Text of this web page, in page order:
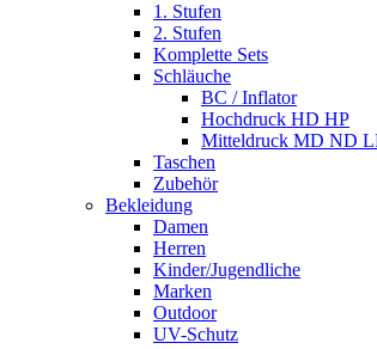
1. Stufen
2. Stufen
Komplette Sets
Schläuche
BC / Inflator
Hochdruck HD HP
Mitteldruck MD ND
Taschen
Zubehör
Bekleidung
Damen
Herren
Kinder/Jugendliche
Marken
Outdoor
UV-Schutz